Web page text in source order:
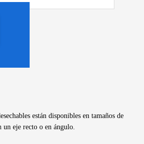
están disponibles en tamaños de
eje recto o en ángulo.